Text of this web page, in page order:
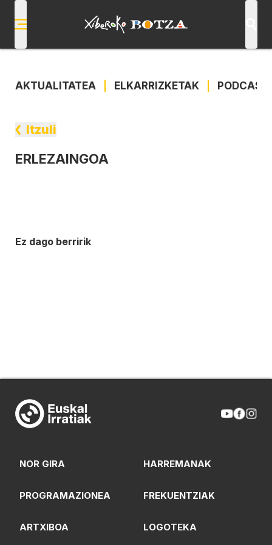
AKTUALITATEA ELKARRIZKETAK
Itzuli
ERLEZAINGOA
Ez dago berririk
NOR GIRA HARREMANAK
PROGRAMAZIONEA FREKUENTZIAK
ARTXIBOA LOGOTEKA